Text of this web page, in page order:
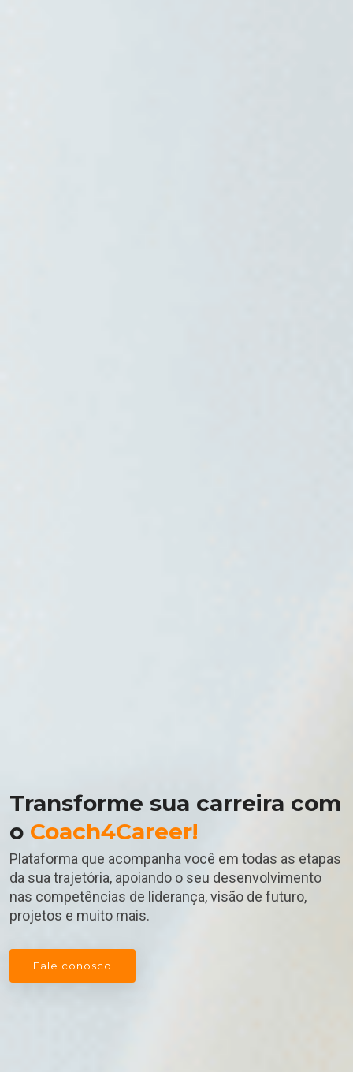
Transforme sua carreira com
o Coach4Career!
Plataforma que acompanha você em todas as etapas
da sua trajetória, apoiando o seu desenvolvimento
nas competências de liderança, visão de futuro,
projetos e muito mais.
Fale conosco